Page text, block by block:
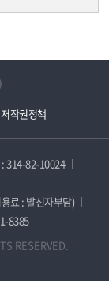
저작권정책
314-82-10024
료 : 발신자부담)
8385
RESERVED.